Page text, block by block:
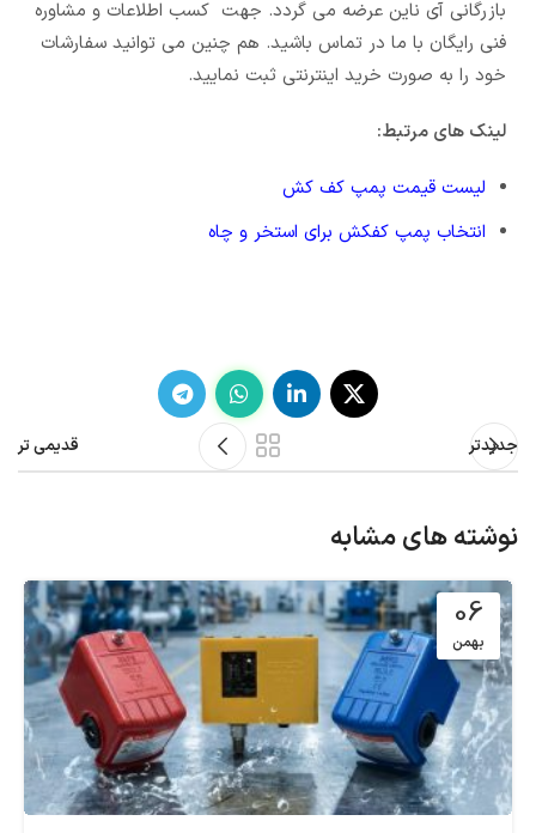
بازرگانی آی ناین عرضه می گردد. جهت کسب اطلاعات و مشاوره
فنی رایگان با ما در تماس باشید. هم چنین می توانید سفارشات
خود را به صورت خرید اینترنتی ثبت نمایید.
لینک های مرتبط:
لیست قیمت پمپ کف کش
انتخاب پمپ کفکش برای استخر و چاه
جدیدتر قدیمی تر
نوشته های مشابه
06
بهمن